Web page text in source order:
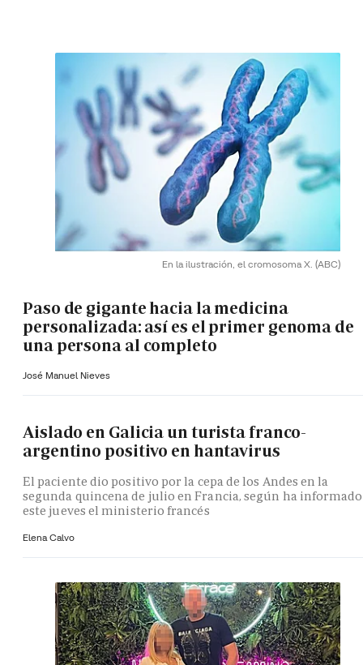
En la ilustración, el cromosoma X. (ABC)
Paso de gigante hacia la medicina
personalizada: así es el primer genoma de
una persona al completo
José Manuel Nieves
Aislado en Galicia un turista franco-
argentino positivo en hantavirus
El paciente dio positivo por la cepa de los Andes en la
segunda quincena de julio en Francia, según ha informado
este jueves el ministerio francés
Elena Calvo